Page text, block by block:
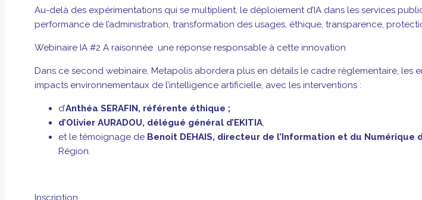
Au-delà des expérimentations qui se multiplient, le déploiement d’IA dans les services
performance de l’administration, transformation des usages, éthique, transparence,
Webinaire IA #2 A raisonnée une réponse responsable à cette innovation
Dans ce second webinaire, Metapolis abordera plus en détails le cadre règlementaire,
impacts environnementaux de l’intelligence artificielle, avec les interventions :
d’Anthéa SERAFIN, référente éthique ;
d’Olivier AURADOU, délégué général d’EKITIA,
et le témoignage de Benoit DEHAIS, directeur de l’Information et du Numérique
Région.
Inscription